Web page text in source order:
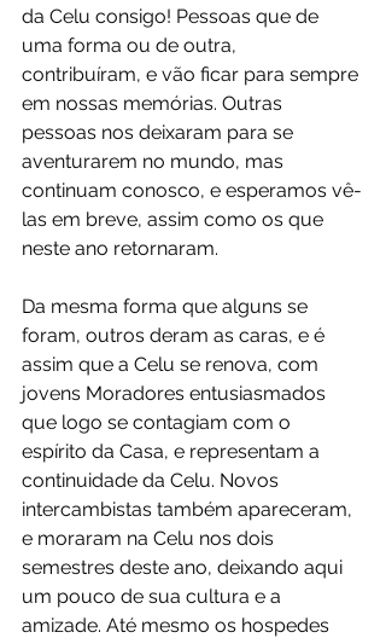
da Celu consigo! Pessoas que de
uma forma ou de outra,
contribuíram, e vão ficar para sempre
em nossas memórias. Outras
pessoas nos deixaram para se
aventurarem no mundo, mas
continuam conosco, e esperamos vê-
las em breve, assim como os que
neste ano retornaram.
Da mesma forma que alguns se
foram, outros deram as caras, e é
assim que a Celu se renova, com
jovens Moradores entusiasmados
que logo se contagiam com o
espírito da Casa, e representam a
continuidade da Celu. Novos
intercambistas também apareceram,
e moraram na Celu nos dois
semestres deste ano, deixando aqui
um pouco de sua cultura e a
amizade. Até mesmo os hospedes